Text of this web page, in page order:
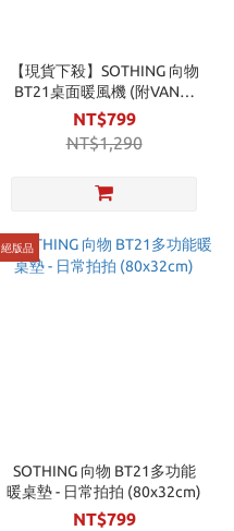
【現貨下殺】SOTHING 向物
BT21桌面暖風機 (附VAN公
仔)
NT$799
NT$1,290
絕版品
SOTHING 向物 BT21多功能
暖桌墊 - 日常拍拍 (80x32cm)
NT$799